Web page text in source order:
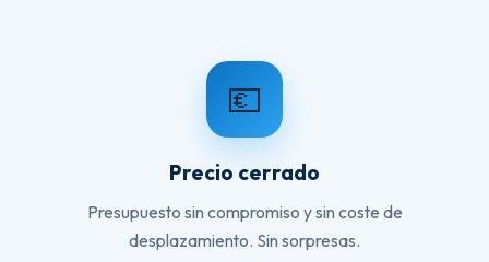
💶
Precio cerrado
Presupuesto sin compromiso y sin coste de
desplazamiento. Sin sorpresas.